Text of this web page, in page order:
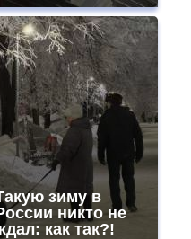
зиму в
никто не
как так?!